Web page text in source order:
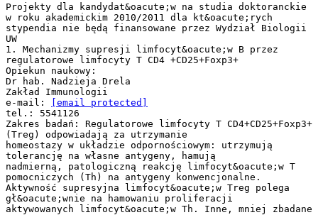
Projekty dla kandydat&oacute;w na studia doktoranckie
w roku akademickim 2010/2011 dla kt&oacute;rych
stypendia nie będą finansowane przez Wydział Biologii
UW
1. Mechanizmy supresji limfocyt&oacute;w B przez
regulatorowe limfocyty T CD4 +CD25+Foxp3+
Opiekun naukowy:
Dr hab. Nadzieja Drela
Zakład Immunologii
e-mail:
[email protected]
tel.: 5541126
Zakres badań: Regulatorowe limfocyty T CD4+CD25+Foxp3+
(Treg) odpowiadają za utrzymanie
homeostazy w układzie odpornościowym: utrzymują
tolerancję na własne antygeny, hamują
nadmierną, patologiczną reakcję limfocyt&oacute;w T
pomocniczych (Th) na antygeny konwencjonalne.
Aktywność supresyjna limfocyt&oacute;w Treg polega
gł&oacute;wnie na hamowaniu proliferacji
aktywowanych limfocyt&oacute;w Th. Inne, mniej zbadane